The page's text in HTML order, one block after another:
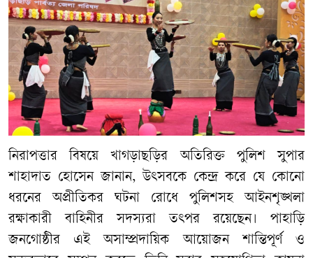
নিরাপত্তার বিষয়ে খাগড়াছড়ির অতিরিক্ত পুলিশ সুপার
শাহাদাত হোসেন জানান, উৎসবকে কেন্দ্র করে যে কোনো
ধরনের অপ্রীতিকর ঘটনা রোধে পুলিশসহ আইনশৃঙ্খলা
রক্ষাকারী বাহিনীর সদস্যরা তৎপর রয়েছেন। পাহাড়ি
জনগোষ্ঠীর এই অসাম্প্রদায়িক আয়োজন শান্তিপূর্ণ ও